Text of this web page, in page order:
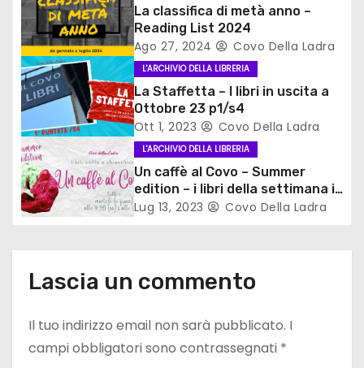
n
e
a
r
t
i
c
La classifica di metà anno –
Reading List 2024
Ago 27, 2024 Covo Della Ladra
L'ARCHIVIO DELLA LIBRERIA
La Staffetta – I libri in uscita a
Ottobre 23 p1/s4
Ott 1, 2023 Covo Della Ladra
L'ARCHIVIO DELLA LIBRERIA
Un caffè al Covo – Summer
edition – i libri della settimana in
vetrina
Lug 13, 2023 Covo Della Ladra
Lascia un commento
Il tuo indirizzo email non sarà pubblicato. I
campi obbligatori sono contrassegnati *